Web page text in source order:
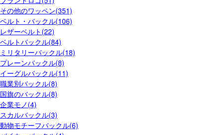
その他のワッペン(351)
ベルト・バックル(106)
レザーベルト(22)
ベルトバックル(84)
ミリタリーバックル(18)
プレーンバックル(8)
イーグルバックル(11)
職業別バックル(8)
国旗のバックル(8)
企業モノ(4)
スカルバックル(3)
動物モチーフバックル(6)